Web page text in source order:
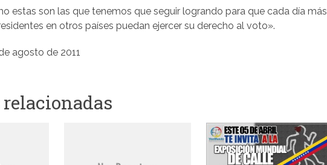
estas son las que tenemos que seguir logrando para que cada día más
en otros países puedan ejercer su derecho al voto».
agosto de 2011